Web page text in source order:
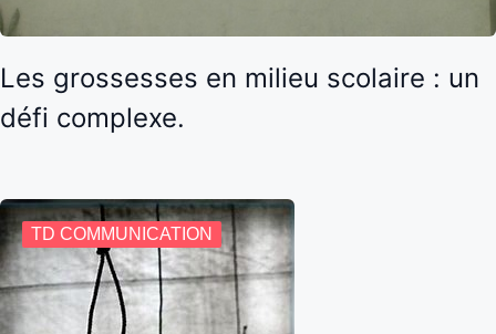
Les grossesses en milieu scolaire : un
défi complexe.
TD COMMUNICATION